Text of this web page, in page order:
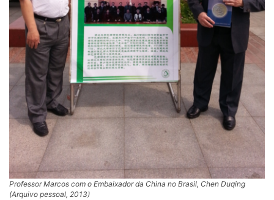
Professor Marcos com o Embaixador da China no Brasil, Chen Duqing
(Arquivo pessoal, 2013)